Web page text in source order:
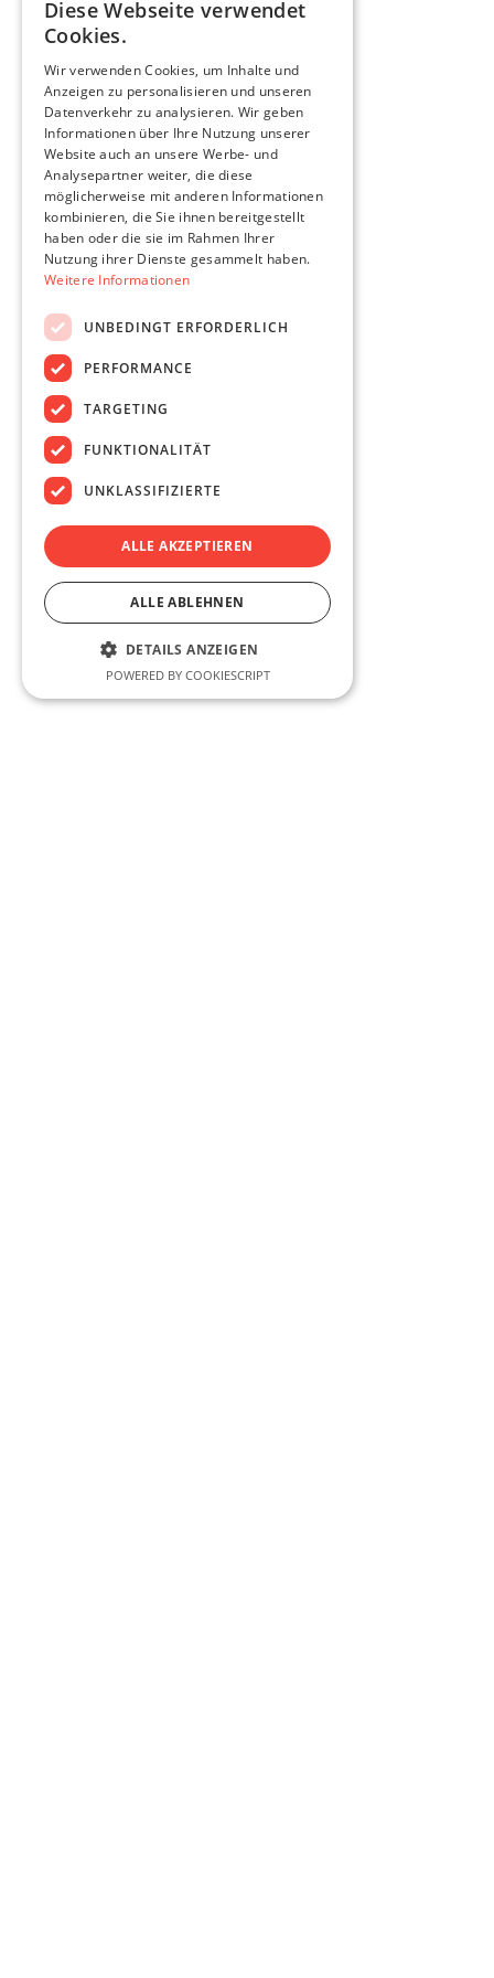
Kundenportal
Anzeigen bei Immowelt
Campus Flamersheim
Südstadtgärten
Wohnen am Stadtpark
Impressum
Datenschutz
Diese Webseite verwendet
Cookies.
Wir verwenden Cookies, um Inhalte und
Anzeigen zu personalisieren und unseren
Datenverkehr zu analysieren. Wir geben
Informationen über Ihre Nutzung unserer
Website auch an unsere Werbe- und
Analysepartner weiter, die diese
möglicherweise mit anderen Informationen
kombinieren, die Sie ihnen bereitgestellt
haben oder die sie im Rahmen Ihrer
Nutzung ihrer Dienste gesammelt haben.
Weitere Informationen
UNBEDINGT ERFORDERLICH
PERFORMANCE
TARGETING
FUNKTIONALITÄT
UNKLASSIFIZIERTE
ALLE AKZEPTIEREN
ALLE ABLEHNEN
DETAILS ANZEIGEN
POWERED BY COOKIESCRIPT